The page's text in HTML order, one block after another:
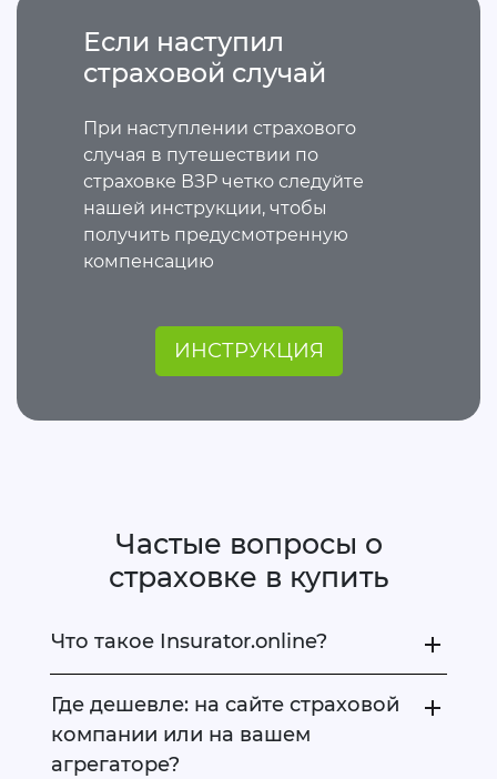
Если наступил
страховой случай
При наступлении страхового
случая в путешествии по
страховке ВЗР четко следуйте
нашей инструкции, чтобы
получить предусмотренную
компенсацию
ИНСТРУКЦИЯ
Частые вопросы о
страховке в купить
Что такое Insurator.online?
Где дешевле: на сайте страховой
компании или на вашем
агрегаторе?